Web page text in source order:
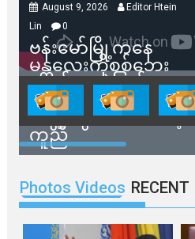
August 9, 2026
Editor Htein
Lin
0
ဗန်းမော်မြို့ကနေ
မန္တလေးကိုစစ်ဘေး
ရှောင်နေတဲ့ပြည်သူ
တွေအတွက် ရှမ်းနီ
အဖွဲ့တွေက ထောက်ပံ့
ကူညီ
Photos Videos RECENT